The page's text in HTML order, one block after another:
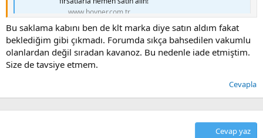
www.boyner.com.tr
Bu saklama kabını ben de klt marka diye satın aldım fakat
beklediğim gibi çıkmadı. Forumda sıkça bahsedilen vakumlu
olanlardan değil sıradan kavanoz. Bu nedenle iade etmiştim.
Size de tavsiye etmem.
Cevapla
Cevap yaz